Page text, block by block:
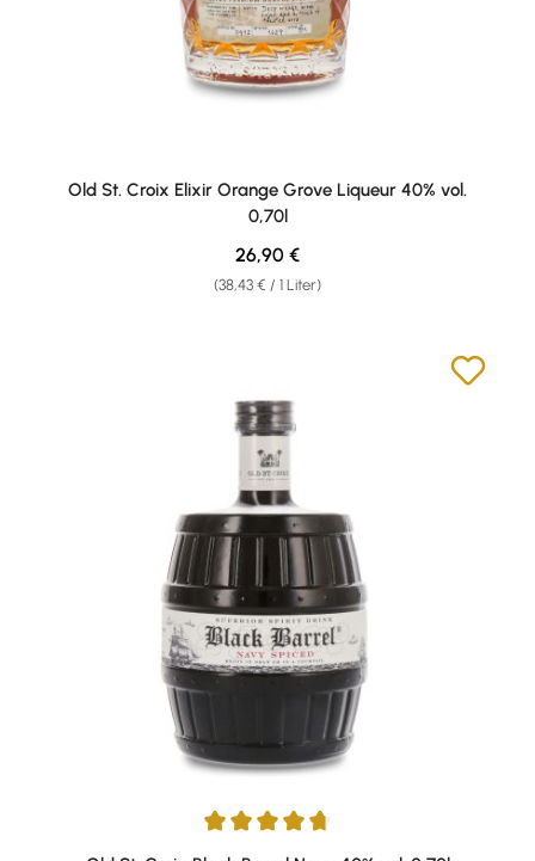
Old St. Croix Elixir Orange Grove Liqueur 40% vol.
0,70l
(38,43 € / 1 Liter)
Regulärer Preis:
26,90 €
Durchschnittliche Bewertung von 4.83 von 5 Sternen